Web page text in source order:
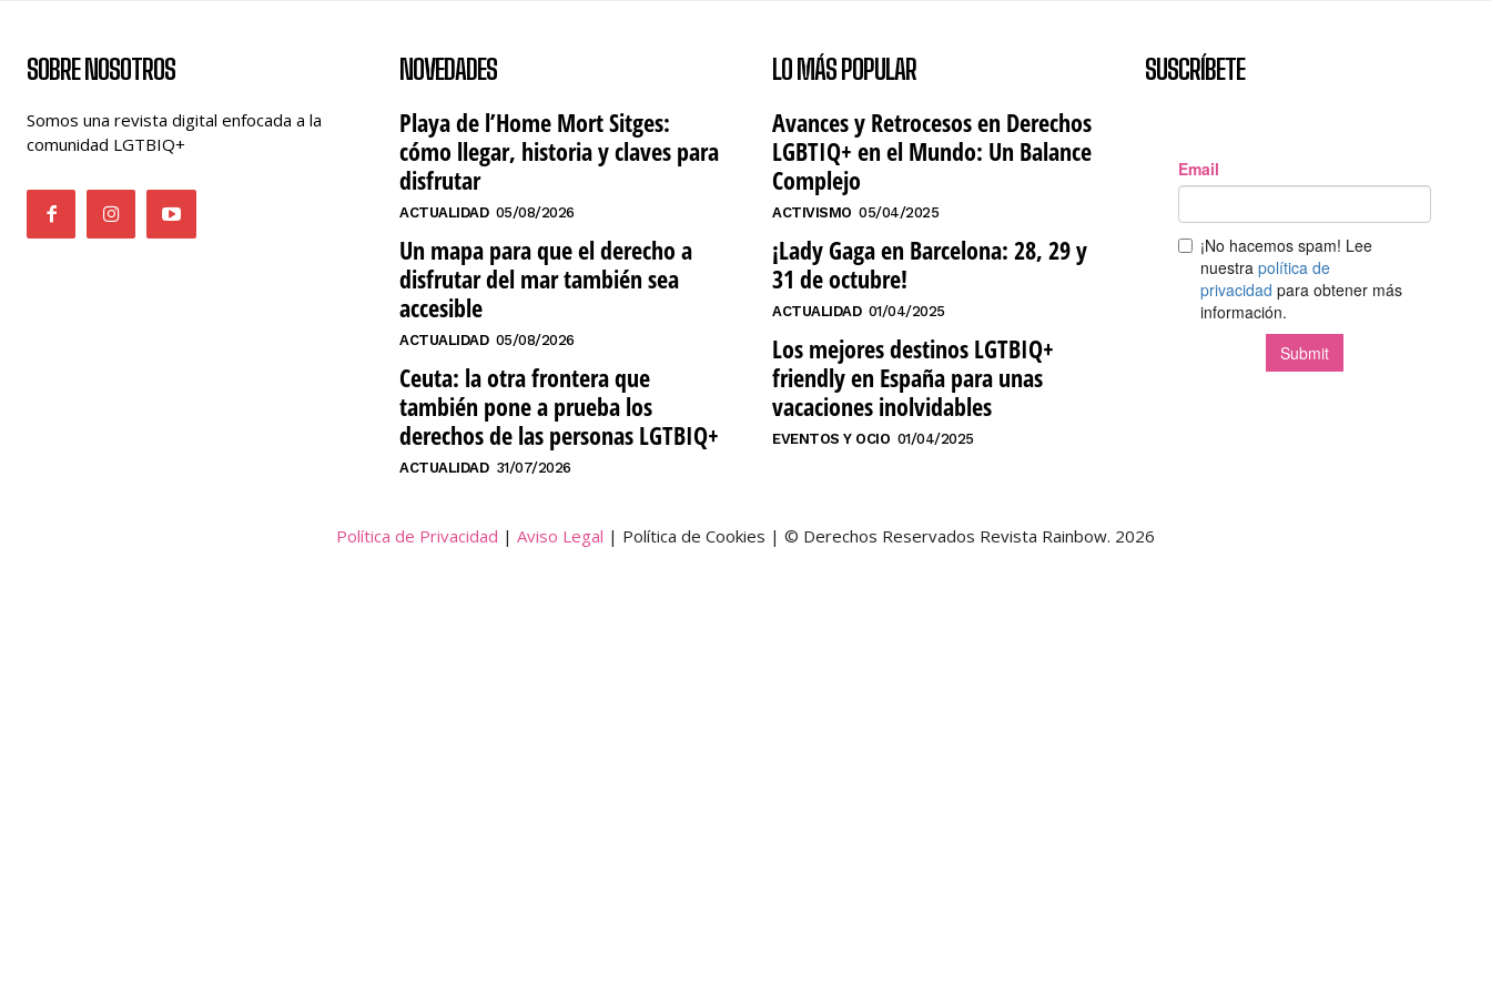
SOBRE NOSOTROS
Somos una revista digital enfocada a la
comunidad LGTBIQ+
NOVEDADES
Playa de l’Home Mort Sitges:
cómo llegar, historia y claves para
disfrutar
ACTUALIDAD 05/08/2026
Un mapa para que el derecho a
disfrutar del mar también sea
accesible
ACTUALIDAD 05/08/2026
Ceuta: la otra frontera que
también pone a prueba los
derechos de las personas LGTBIQ+
ACTUALIDAD 31/07/2026
LO MÁS POPULAR
Avances y Retrocesos en Derechos
LGBTIQ+ en el Mundo: Un Balance
Complejo
ACTIVISMO 05/04/2025
¡Lady Gaga en Barcelona: 28, 29 y
31 de octubre!
ACTUALIDAD 01/04/2025
Los mejores destinos LGTBIQ+
friendly en España para unas
vacaciones inolvidables
EVENTOS Y OCIO 01/04/2025
SUSCRÍBETE
Política de Privacidad | Aviso Legal | Política de Cookies | © Derechos Reservados Revista Rainbow. 2026